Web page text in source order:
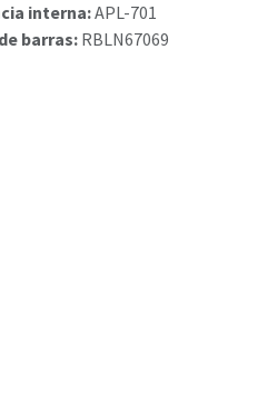
interna:APL-701
barras: RBLN67069